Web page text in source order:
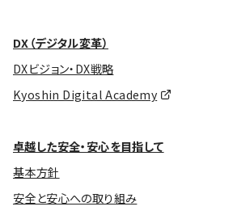
DX（デジタル変革）
DXビジョン・DX戦略
Kyoshin Digital Academy
卓越した安全・安心を目指して
基本方針
安全と安心への取り組み